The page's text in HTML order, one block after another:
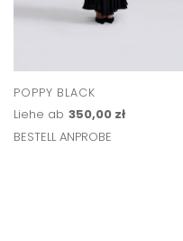
POPPY BLACK
Liehe ab 350,00 zł
BESTELL ANPROBE